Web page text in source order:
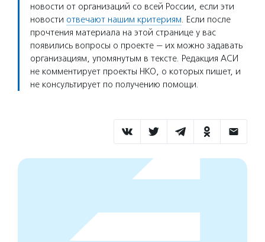
новости от организаций со всей России, если эти
новости отвечают нашим критериям. Если после
прочтения материала на этой странице у вас
появились вопросы о проекте — их можно задавать
организациям, упомянутым в тексте. Редакция АСИ
не комментирует проекты НКО, о которых пишет, и
не консультирует по получению помощи.